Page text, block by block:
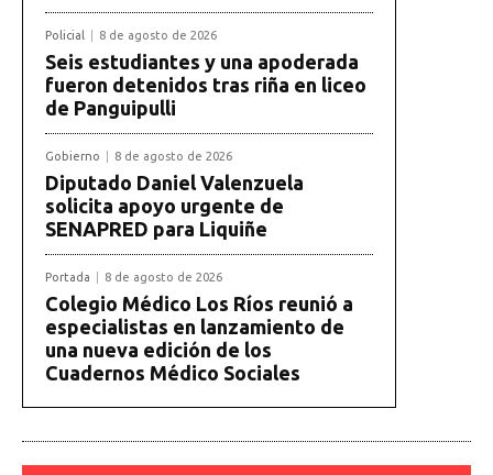
Policial 8 de agosto de 2026
Seis estudiantes y una apoderada
fueron detenidos tras riña en liceo
de Panguipulli
Gobierno 8 de agosto de 2026
Diputado Daniel Valenzuela
solicita apoyo urgente de
SENAPRED para Liquiñe
Portada 8 de agosto de 2026
Colegio Médico Los Ríos reunió a
especialistas en lanzamiento de
una nueva edición de los
Cuadernos Médico Sociales